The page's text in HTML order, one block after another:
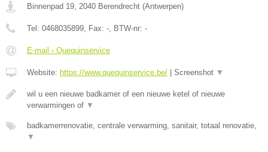
Binnenpad 19, 2040 Berendrecht (Antwerpen)
Tel: 0468035899, Fax: -, BTW-nr: -
E-mail › Quequinservice
Website: https://www.quequinservice.be/ Screenshot ▼
wil u een nieuwe badkamer of een nieuwe ketel of nieuwe
verwarmingen of ▼
badkamerrenovatie, centrale verwarming, sanitair, totaal renovatie,
▼